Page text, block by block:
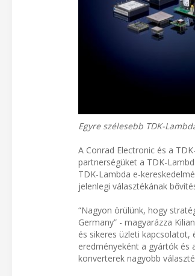
Egyre szélesebb TDK-
A Conrad Electronic és a
partnerségüket a TDK-
TDK-Lambda e-
jelenlegi választékának
“Nagyon örülünk, hogy
Germany” - magyarázza
és sikeres üzleti kapcsolatot,
eredményeként a gyártók és
konverterek nagyobb